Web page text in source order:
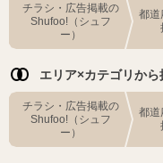
チラシ・広告掲載の
Shufoo!（シュフ
ー）
都道
エリア×カテゴリから
チラシ・広告掲載の
Shufoo!（シュフ
ー）
都道